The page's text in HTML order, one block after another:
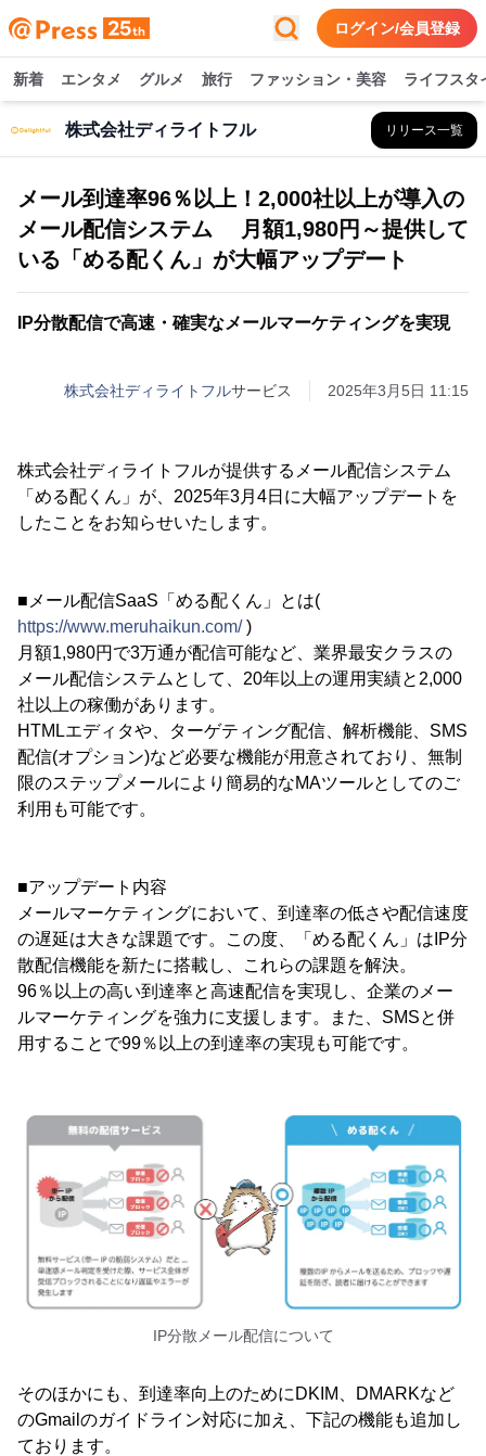
ログイン/会員登録
新着 エンタメ グルメ 旅行 ファッション・美容 ライフスタ
株式会社ディライトフル リリース一覧
メール到達率96％以上！2,000社以上が導入の
メール配信システム 月額1,980円～提供して
いる「める配くん」が大幅アップデート
IP分散配信で高速・確実なメールマーケティングを実現
株式会社ディライトフルサービス 2025年3月5日 11:15
株式会社ディライトフルが提供するメール配信システム
「める配くん」が、2025年3月4日に大幅アップデートを
したことをお知らせいたします。
■メール配信SaaS「める配くん」とは(
https://www.meruhaikun.com/)
月額1,980円で3万通が配信可能など、業界最安クラスの
メール配信システムとして、20年以上の運用実績と2,000
社以上の稼働があります。
HTMLエディタや、ターゲティング配信、解析機能、SMS
配信(オプション)など必要な機能が用意されており、無制
限のステップメールにより簡易的なMAツールとしてのご
利用も可能です。
■アップデート内容
メールマーケティングにおいて、到達率の低さや配信速度
の遅延は大きな課題です。この度、「める配くん」はIP分
散配信機能を新たに搭載し、これらの課題を解決。
96％以上の高い到達率と高速配信を実現し、企業のメー
ルマーケティングを強力に支援します。また、SMSと併
用することで99％以上の到達率の実現も可能です。
IP分散メール配信について
そのほかにも、到達率向上のためにDKIM、DMARKなど
のGmailのガイドライン対応に加え、下記の機能も追加し
ております。